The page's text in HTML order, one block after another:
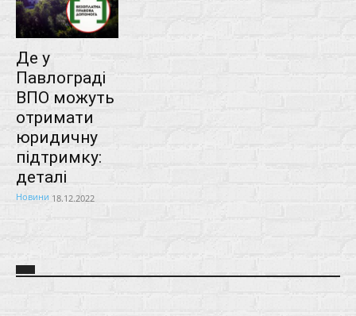
Де у
Павлограді
ВПО можуть
отримати
юридичну
підтримку:
деталі
Новини 18.12.2022